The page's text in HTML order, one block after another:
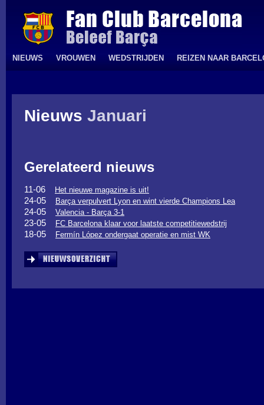
NIEUWS VROUWEN WEDSTRIJDEN REIZEN NAAR
Nieuws Januari
Gerelateerd nieuws
11-06 Het nieuwe magazine is uit!
24-05 Barça verpulvert Lyon en wint vierde Champions Lea
24-05 Valencia - Barça 3-1
23-05 FC Barcelona klaar voor laatste competitiewedstrij
18-05 Fermín López ondergaat operatie en mist WK